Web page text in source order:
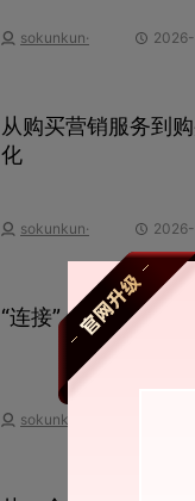
sokunkun·
从购买营销服务到
化
sokunkun·
“连接”，正撬动美妆
sokunkun·